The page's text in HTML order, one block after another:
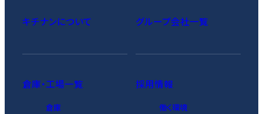
キチナンについて
倉庫・工場一覧
倉庫
グループ会社一覧
採用情報
働く環境